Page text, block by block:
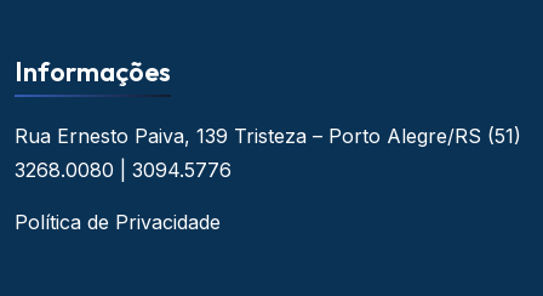
Informações
Rua Ernesto Paiva, 139 Tristeza – Porto Alegre/RS (51)
3268.0080 | 3094.5776
Política de Privacidade